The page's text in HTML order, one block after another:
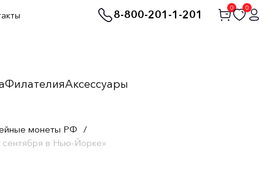
8-800-201-1-201
0 0
ФилателияАксессуары
монеты РФ /
в Нью-Йорке»